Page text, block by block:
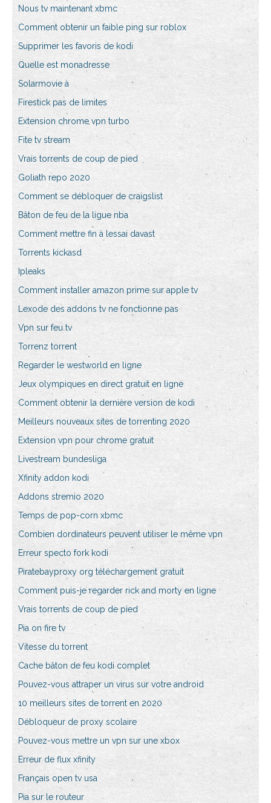
Nous tv maintenant xbmc
Comment obtenir un faible ping sur roblox
Supprimer les favoris de kodi
Quelle est monadresse
Solarmovie à
Firestick pas de limites
Extension chrome vpn turbo
Fite tv stream
Vrais torrents de coup de pied
Goliath repo 2020
Comment se débloquer de craigslist
Bâton de feu de la ligue nba
Comment mettre fin à lessai davast
Torrents kickasd
Ipleaks
Comment installer amazon prime sur apple tv
Lexode des addons tv ne fonctionne pas
Vpn sur feu tv
Torrenz torrent
Regarder le westworld en ligne
Jeux olympiques en direct gratuit en ligne
Comment obtenir la dernière version de kodi
Meilleurs nouveaux sites de torrenting 2020
Extension vpn pour chrome gratuit
Livestream bundesliga
Xfinity addon kodi
Addons stremio 2020
Temps de pop-corn xbmc
Combien dordinateurs peuvent utiliser le même vpn
Erreur specto fork kodi
Piratebayproxy org téléchargement gratuit
Comment puis-je regarder rick and morty en ligne
Vrais torrents de coup de pied
Pia on fire tv
Vitesse du torrent
Cache bâton de feu kodi complet
Pouvez-vous attraper un virus sur votre android
10 meilleurs sites de torrent en 2020
Débloqueur de proxy scolaire
Pouvez-vous mettre un vpn sur une xbox
Erreur de flux xfinity
Français open tv usa
Pia sur le routeur